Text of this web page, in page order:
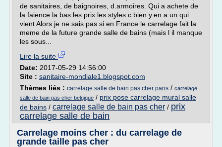
de sanitaires, de baignoires, d.armoires. Qui a achete de
la faience la bas les prix les styles c bien y.en a un qui
vient Alors je ne sais pas si en France le carrelage fait la
meme de la future grande salle de bains (mais l il manque
les sous...
Lire la suite
Date: 2017-05-29 14:56:00
Site : sanitaire-mondiale1.blogspot.com
Thèmes liés : carrelage salle de bain pas cher paris / carrelage
salle de bain pas cher belgique / prix pose carrelage mural salle
de bains / carrelage salle de bain pas cher / prix
carrelage salle de bain
Carrelage moins cher : du carrelage de
grande taille pas cher